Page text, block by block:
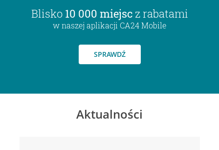
Blisko 10 000 miejsc z rabatami
w naszej aplikacji CA24 Mobile
SPRAWDŹ
Aktualności